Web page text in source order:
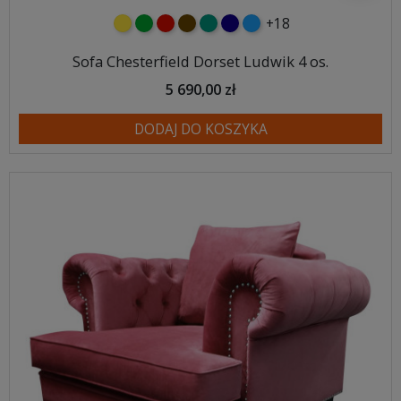
żółtyzielonyczerwony
czekoladowy
turkusowy
granatowy
niebieski
+18
Sofa Chesterfield Dorset Ludwik 4 os.
5 690,00 zł
DODAJ DO KOSZYKA